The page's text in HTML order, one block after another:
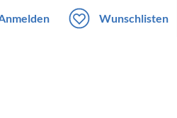
Wunschlisten